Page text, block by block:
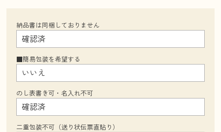
納品書は同梱しておりません
■簡易包装を希望する
のし表書き可・名入れ不可
二重包装不可（送り状伝票直貼り）